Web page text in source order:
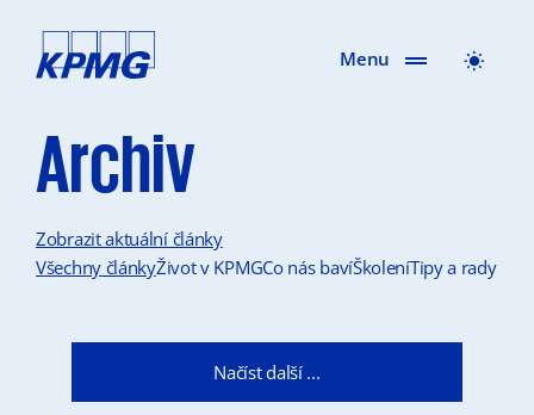
Menu
Archiv
Zobrazit aktuální články
Všechny článkyŽivot v KPMGCo nás bavíŠkoleníTipy a rady
Načíst další ...